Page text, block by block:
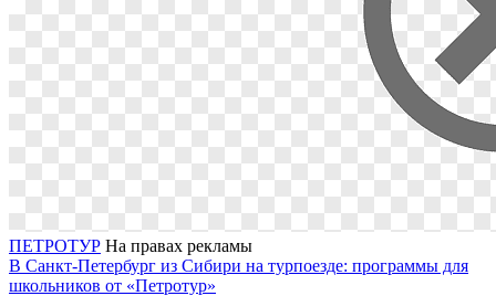
ПЕТРОТУР На правах рекламы
В Санкт-Петербург из Сибири на турпоезде: программы для
школьников от «Петротур»